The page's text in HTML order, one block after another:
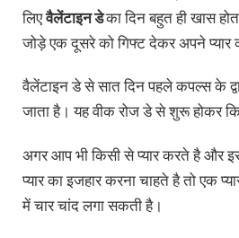
लिएवैलेंटाइन डेका दिन बहुत ही खास
जोड़े एक दूसरे को गिफ्ट देकर अपने प्यार
वैलेंटाइन डे से सात दिन पहले कपल्स के
जाता है। यह वीक रोज डे से शुरू होकर
अगर आप भी किसी से प्यार करते है और
प्यार का इजहार करना चाहते है तो एक
में चार चांद लगा सकती है।